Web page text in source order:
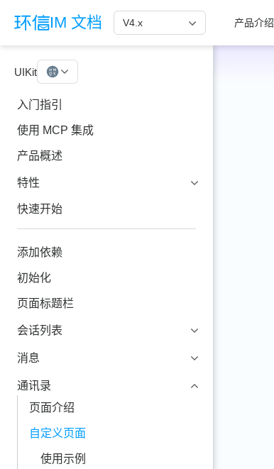
IM 文档 V4.x 产品介绍
UIKit HarmonyOS
入门指引
使用 MCP 集成
产品概述
特性
快速开始
添加依赖
初始化
页面标题栏
会话列表
消息
通讯录
页面介绍
自定义页面
使用示例